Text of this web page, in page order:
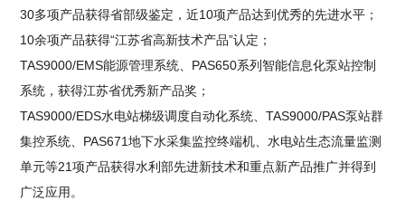
30多项产品获得省部级鉴定，近10项产品达到优秀的先进水平；
10余项产品获得“江苏省高新技术产品”认定；
TAS9000/EMS能源管理系统、PAS650系列智能信息化泵站控制
系统，获得江苏省优秀新产品奖；
TAS9000/EDS水电站梯级调度自动化系统、TAS9000/PAS泵站群
集控系统、PAS671地下水采集监控终端机、水电站生态流量监测
单元等21项产品获得水利部先进新技术和重点新产品推广并得到
广泛应用。